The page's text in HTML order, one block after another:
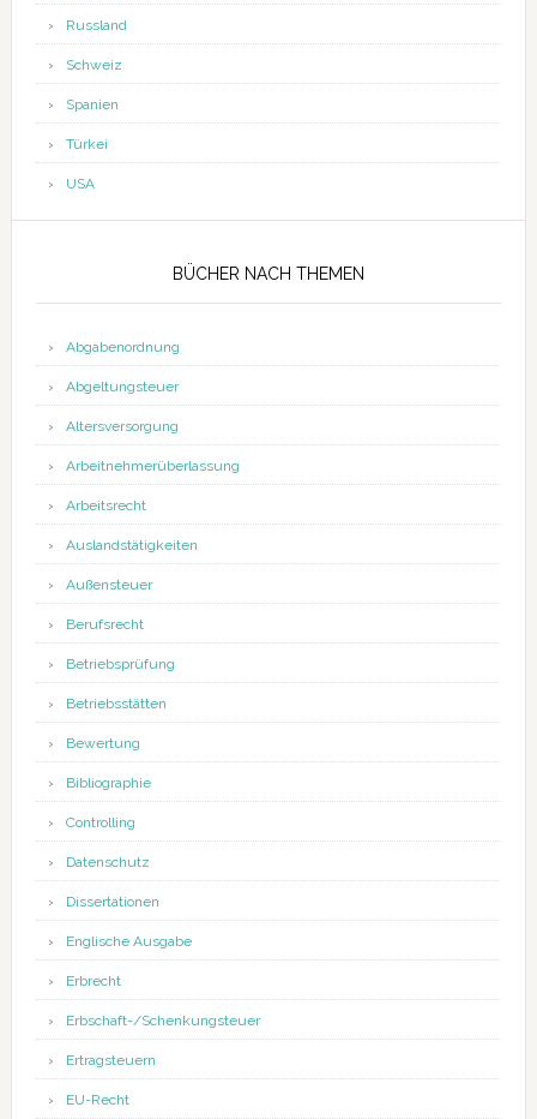
Russland
Schweiz
Spanien
Türkei
USA
BÜCHER NACH THEMEN
Abgabenordnung
Abgeltungsteuer
Altersversorgung
Arbeitnehmerüberlassung
Arbeitsrecht
Auslandstätigkeiten
Außensteuer
Berufsrecht
Betriebsprüfung
Betriebsstätten
Bewertung
Bibliographie
Controlling
Datenschutz
Dissertationen
Englische Ausgabe
Erbrecht
Erbschaft-/Schenkungsteuer
Ertragsteuern
EU-Recht